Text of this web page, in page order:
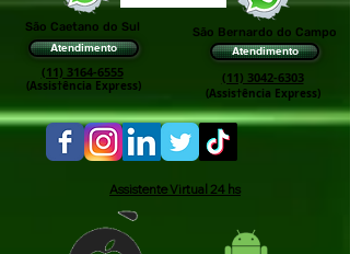
São Bernardo do Campo
Atendimento
(11) 3042-6303
(Assis†ência Express)
São Caetano do Sul
Atendimento
(11) 3164-6555
(Assis†ência Express)
Assistente Virtual 24 hs